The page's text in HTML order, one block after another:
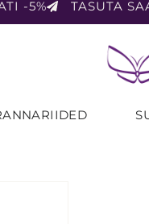
-5% TASUTA